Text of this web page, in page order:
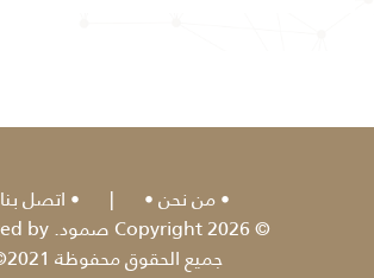
من نحن |
اتصل بنا
© 2026 Copyright صمود. Powered by
جميع الحقوق محفوظة 2021©